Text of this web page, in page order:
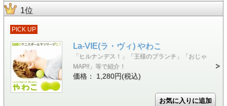
1位
PICK UP
La-VIE(ラ・ヴィ) やわこ
「ヒルナンデス！」「王様のブランチ」「おじゃ
MAP!!」等で紹介！
価格： 1,280円(税込)